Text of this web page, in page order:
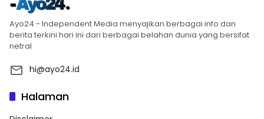
Ayo24 - Independent Media menyajikan berbagai info dan
berita terkini hari ini dari berbagai belahan dunia yang bersifat
netral
hi@ayo24.id
Halaman